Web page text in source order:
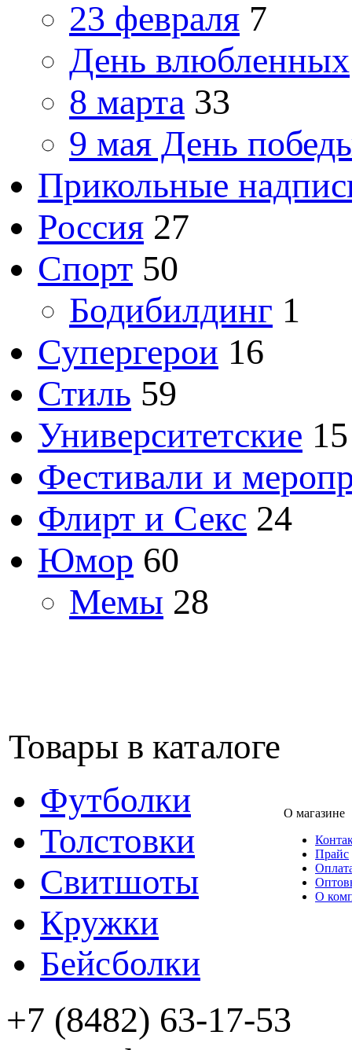
23 февраля 7
День влюбленных
8 марта 33
9 мая День
Прикольные
Россия 27
Спорт 50
Бодибилдинг 1
Супергерои 16
Стиль 59
Университетские 15
Фестивали и
Флирт и Секс 24
Юмор 60
Мемы 28
Товары в каталоге
Футболки
Толстовки
Свитшоты
Кружки
Бейсболки
О магазине
Прайс
О
+7 (8482) 63-17-53